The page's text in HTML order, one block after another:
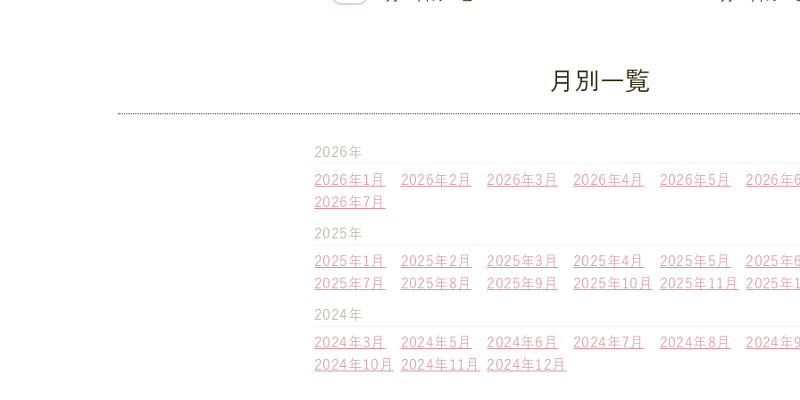
月別一覧
2026年
2026年1月
2026年2月 2026年3月 2026年4月 2026年5月
2026年
2026年7月
2025年
2025年1月
2025年2月 2025年3月 2025年4月 2025年5月
2025年
2025年7月
2025年8月 2025年9月 2025年10月 2025年11月 2025年
2024年
2024年3月
2024年5月 2024年6月 2024年7月 2024年8月
2024年
2024年10月
2024年11月 2024年12月